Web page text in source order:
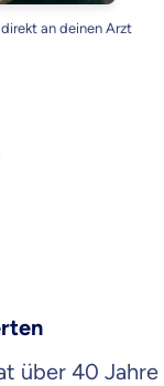
an deinen Arzt
über 40 Jahre